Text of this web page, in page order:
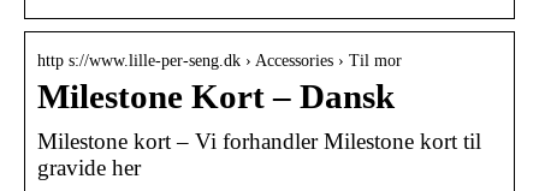
http s://www.lille-per-seng.dk › Accessories › Til mor
Milestone Kort – Dansk
Milestone kort – Vi forhandler Milestone kort til
gravide her